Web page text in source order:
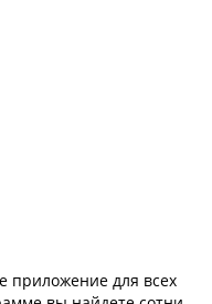
приложение для всех